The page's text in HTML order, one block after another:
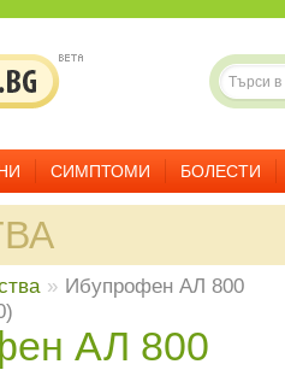
СИМПТОМИ БОЛЕСТИ
» Ибупрофен АЛ 800
АЛ 800